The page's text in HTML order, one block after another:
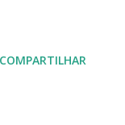
COMPARTILHAR